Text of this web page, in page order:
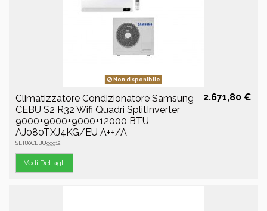
Non disponibile
Climatizzatore Condizionatore Samsung
CEBU S2 R32 Wifi Quadri SplitInverter
9000+9000+9000+12000 BTU
AJ080TXJ4KG/EU A++/A
SET80CEBU99912
2.671,80 €
Vedi Dettagli